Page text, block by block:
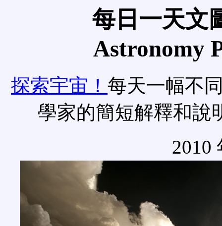
每日一天文
Astronomy
探索宇宙！ 每天一幅不
學家的簡短解釋和說
2010